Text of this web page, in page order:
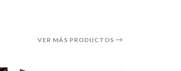
VER MÁS PRODUCTOS